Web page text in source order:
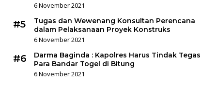
6 November 2021
#5
Tugas dan Wewenang Konsultan Perencana
dalam Pelaksanaan Proyek Konstruks
6 November 2021
#6
Darma Baginda : Kapolres Harus Tindak Tegas
Para Bandar Togel di Bitung
6 November 2021